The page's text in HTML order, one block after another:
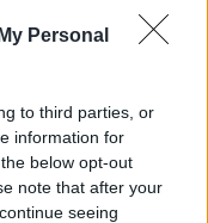
Personal
to third parties, or
information for
below opt-out
note that after your
seeing
η Αμοργός
αυθεντική
Κυκλάδων